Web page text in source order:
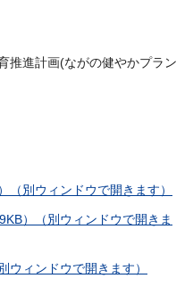
推進計画(ながの健やかプラン
（別ウィンドウで開きます）
）（別ウィンドウで開きま
ウィンドウで開きます）